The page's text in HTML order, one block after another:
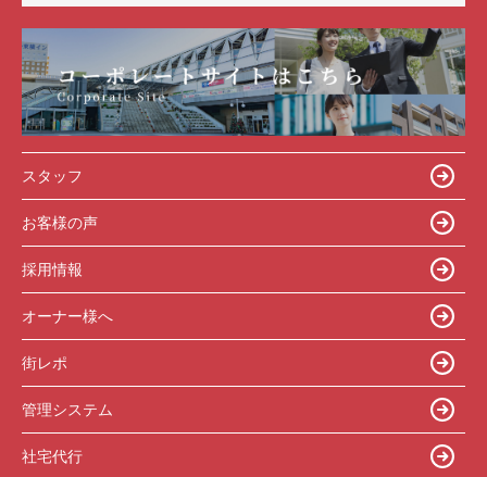
スタッフ
お客様の声
採用情報
オーナー様へ
街レポ
管理システム
社宅代行